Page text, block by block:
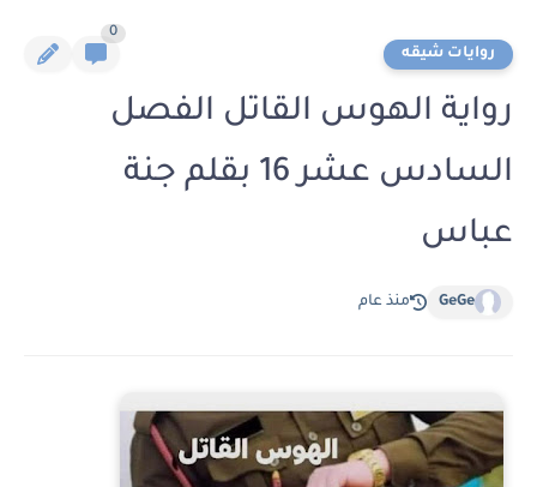
روايات شيقه
0
رواية الهوس القاتل الفصل
السادس عشر 16 بقلم جنة
عباس
GeGe منذ عام